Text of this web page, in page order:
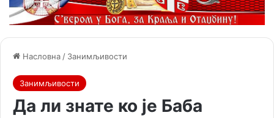
Насловна / Занимљивости
Занимљивости
Да ли знате ко је Баба